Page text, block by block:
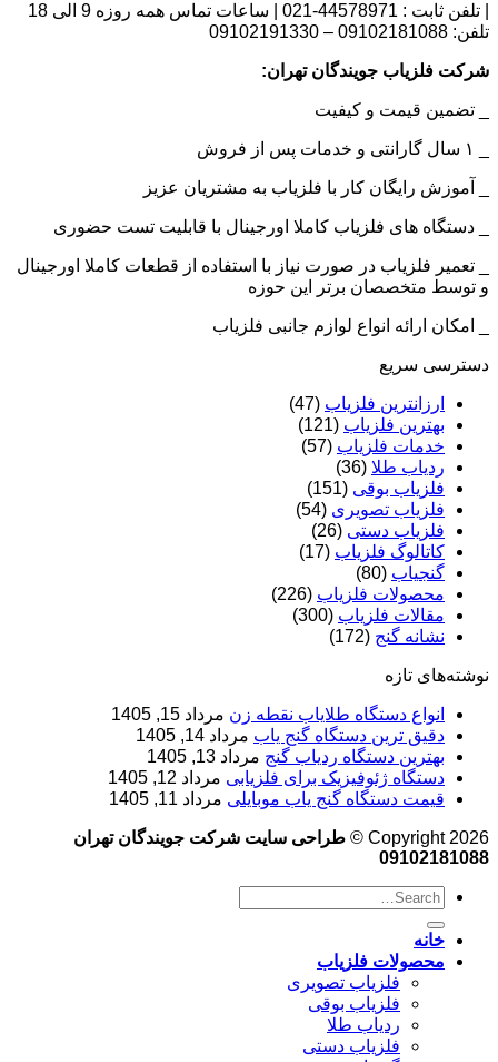
| تلفن ثابت : 44578971-021 | ساعات تماس همه روزه 9 الی 18
تلفن: 09102181088 – 09102191330
شرکت فلزیاب جویندگان تهران:
_ تضمین قیمت و کیفیت
_ آموزش رایگان کار با فلزیاب به مشتریان عزیز
_ دستگاه های فلزیاب کاملا اورجینال با قابلیت تست حضوری
_ تعمیر فلزیاب در صورت نیاز با استفاده از قطعات کاملا اورجینال
و توسط متخصصان برتر این حوزه
_ امکان ارائه انواع لوازم جانبی فلزیاب
دسترسی سریع
ارزانترین فلزیاب (47)
بهترین فلزیاب (121)
خدمات فلزیاب (57)
ردیاب طلا (36)
فلزیاب بوقی (151)
فلزیاب تصویری (54)
فلزیاب دستی (26)
کاتالوگ فلزیاب (17)
گنجیاب (80)
محصولات فلزیاب (226)
مقالات فلزیاب (300)
نشانه گنج (172)
نوشته‌های تازه
انواع دستگاه طلایاب نقطه زن مرداد 15, 1405
دقیق ترین دستگاه گنج یاب مرداد 14, 1405
بهترین دستگاه ردیاب گنج مرداد 13, 1405
دستگاه ژئوفیزیک برای فلزیابی مرداد 12, 1405
قیمت دستگاه گنج یاب موبایلی مرداد 11, 1405
Copyright 2026 ©
طراحی سایت شرکت جویندگان تهران
09102181088
خانه
محصولات فلزیاب
فلزیاب تصویری
فلزیاب بوقی
ردیاب طلا
فلزیاب دستی